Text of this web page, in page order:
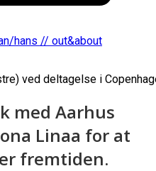
hans // out&about
ved deltagelse i
med Aarhus
Linaa for at
fremtiden.